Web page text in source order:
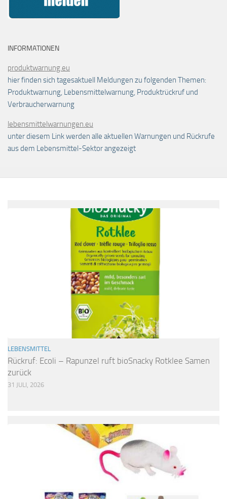
INFORMATIONEN
produktwarnung.eu
hier finden sich tagesaktuell Meldungen zu folgenden Themen:
Produktwarnung, Lebensmittelwarnung, Produktrückruf und
Verbraucherwarnung
lebensmittelwarnungen.eu
unter diesem Link werden alle aktuellen Warnungen und Rückrufe
aus dem Lebensmittel-Sektor angezeigt
LEBENSMITTEL
Rückruf: Ecoli – Rapunzel ruft bioSnacky Rotklee Samen
zurück
31 JULI, 2026